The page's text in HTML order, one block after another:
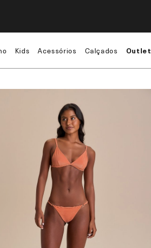
Kids Acessórios Calçados Outlet